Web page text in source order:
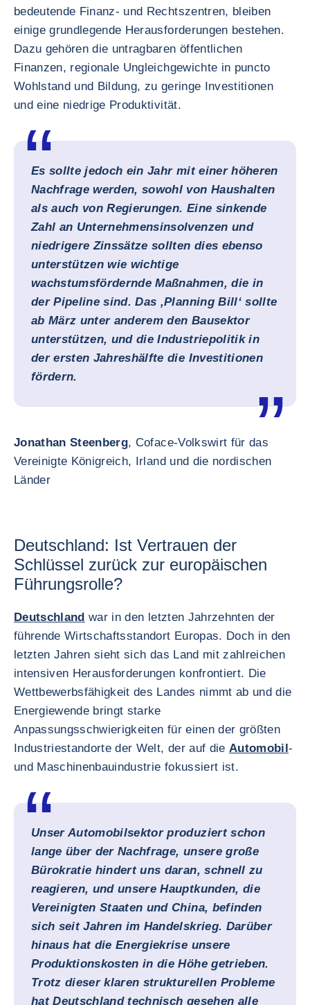
bedeutende Finanz- und Rechtszentren, bleiben
einige grundlegende Herausforderungen bestehen.
Dazu gehören die untragbaren öffentlichen
Finanzen, regionale Ungleichgewichte in puncto
Wohlstand und Bildung, zu geringe Investitionen
und eine niedrige Produktivität.
Es sollte jedoch ein Jahr mit einer höheren
Nachfrage werden, sowohl von Haushalten
als auch von Regierungen. Eine sinkende
Zahl an Unternehmensinsolvenzen und
niedrigere Zinssätze sollten dies ebenso
unterstützen wie wichtige
wachstumsfördernde Maßnahmen, die in
der Pipeline sind. Das ,Planning Bill‘ sollte
ab März unter anderem den Bausektor
unterstützen, und die Industriepolitik in
der ersten Jahreshälfte die Investitionen
fördern.
Jonathan Steenberg, Coface-Volkswirt für das
Vereinigte Königreich, Irland und die nordischen
Länder
Deutschland: Ist Vertrauen der
Schlüssel zurück zur europäischen
Führungsrolle?
Deutschland war in den letzten Jahrzehnten der
führende Wirtschaftsstandort Europas. Doch in den
letzten Jahren sieht sich das Land mit zahlreichen
intensiven Herausforderungen konfrontiert. Die
Wettbewerbsfähigkeit des Landes nimmt ab und die
Energiewende bringt starke
Anpassungsschwierigkeiten für einen der größten
Industriestandorte der Welt, der auf die Automobil-
und Maschinenbauindustrie fokussiert ist.
Unser Automobilsektor produziert schon
lange über der Nachfrage, unsere große
Bürokratie hindert uns daran, schnell zu
reagieren, und unsere Hauptkunden, die
Vereinigten Staaten und China, befinden
sich seit Jahren im Handelskrieg. Darüber
hinaus hat die Energiekrise unsere
Produktionskosten in die Höhe getrieben.
Trotz dieser klaren strukturellen Probleme
hat Deutschland technisch gesehen alle